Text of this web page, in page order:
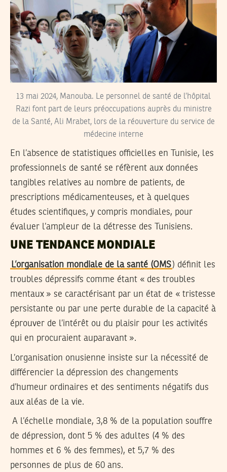
13 mai 2024, Manouba. Le personnel de santé de l’hôpital
Razi font part de leurs préoccupations auprès du ministre
de la Santé, Ali Mrabet, lors de la réouverture du service de
médecine interne
En l’absence de statistiques officielles en Tunisie, les
professionnels de santé se réfèrent aux données
tangibles relatives au nombre de patients, de
prescriptions médicamenteuses, et à quelques
études scientifiques, y compris mondiales, pour
évaluer l’ampleur de la détresse des Tunisiens.
UNE TENDANCE MONDIALE
L’organisation mondiale de la santé (OMS) définit les
troubles dépressifs comme étant « des troubles
mentaux » se caractérisant par un état de « tristesse
persistante ou par une perte durable de la capacité à
éprouver de l’intérêt ou du plaisir pour les activités
qui en procuraient auparavant ».
L’organisation onusienne insiste sur la nécessité de
différencier la dépression des changements
d’humeur ordinaires et des sentiments négatifs dus
aux aléas de la vie.
A l’échelle mondiale, 3,8 % de la population souffre
de dépression, dont 5 % des adultes (4 % des
hommes et 6 % des femmes), et 5,7 % des
personnes de plus de 60 ans.